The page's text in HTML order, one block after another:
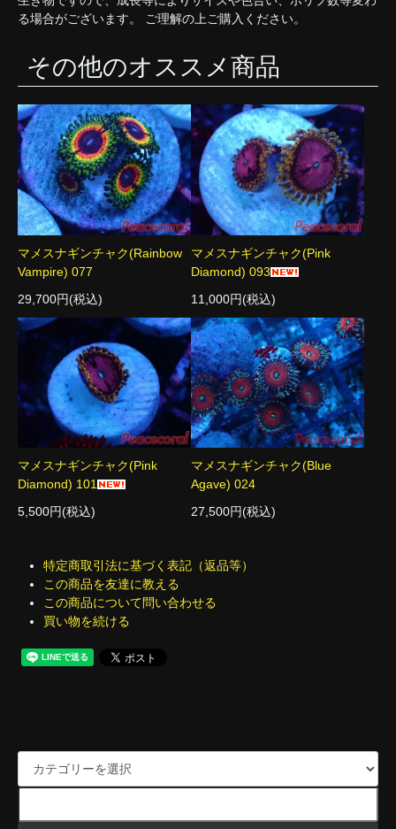
る場合がございます。 ご理解の上ご購入ください。
その他のオススメ商品
マメスナギンチャク(Rainbow
Vampire) 077
29,700円(税込)
マメスナギンチャク(Pink
Diamond) 093
11,000円(税込)
マメスナギンチャク(Pink
Diamond) 101
5,500円(税込)
マメスナギンチャク(Blue
Agave) 024
27,500円(税込)
特定商取引法に基づく表記（返品等）
この商品を友達に教える
この商品について問い合わせる
買い物を続ける